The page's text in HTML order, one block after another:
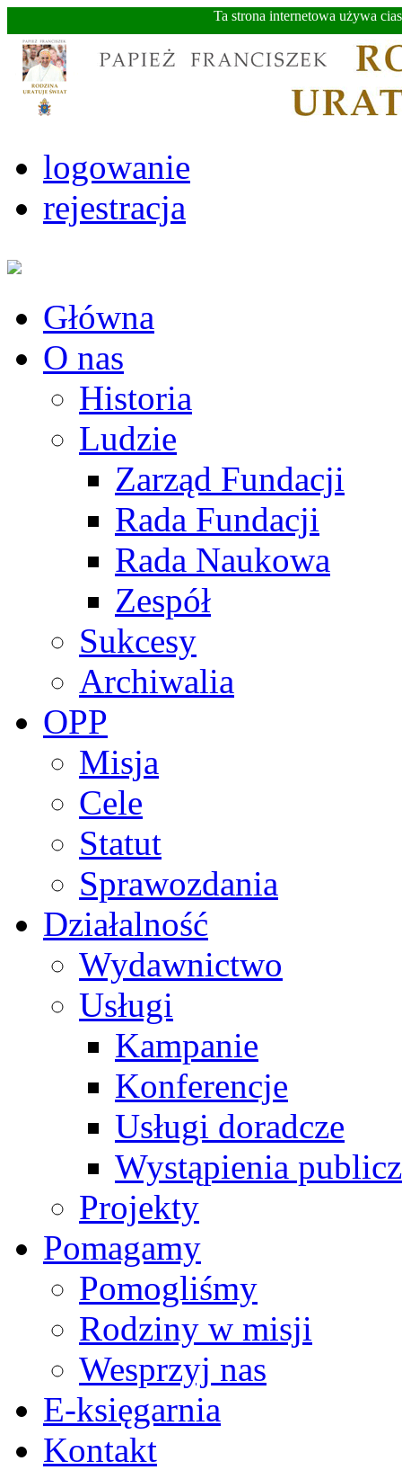
Ta strona internetowa używa
logowanie
rejestracja
Główna
O nas
Historia
Ludzie
Zarząd Fundacji
Rada Fundacji
Rada Naukowa
Zespół
Sukcesy
Archiwalia
OPP
Misja
Cele
Statut
Sprawozdania
Działalność
Wydawnictwo
Usługi
Kampanie
Konferencje
Usługi doradcze
Wystąpienia
Projekty
Pomagamy
Pomogliśmy
Rodziny w misji
Wesprzyj nas
E-księgarnia
Kontakt